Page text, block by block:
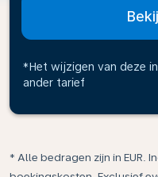
*Het wijzigen van deze
ander tarief
* Alle bedragen zijn in EUR.